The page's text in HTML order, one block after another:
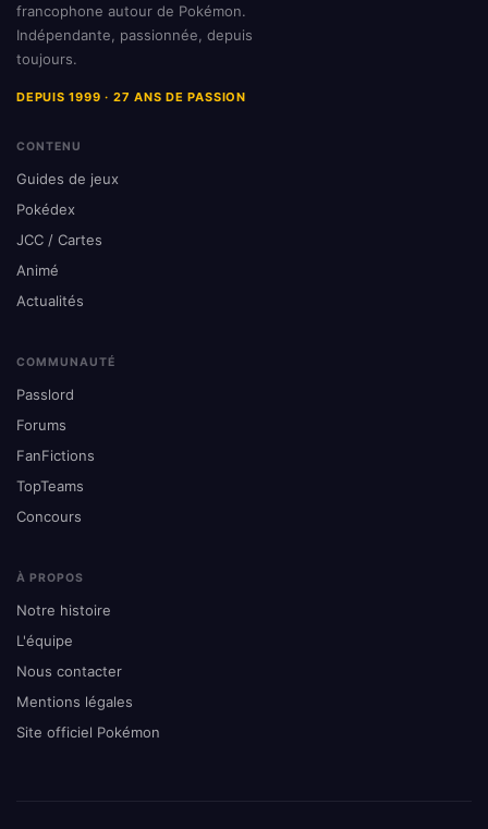
francophone autour de Pokémon.
Indépendante, passionnée, depuis
toujours.
DEPUIS 1999 · 27 ANS DE PASSION
CONTENU
Guides de jeux
Pokédex
JCC / Cartes
Animé
Actualités
COMMUNAUTÉ
Passlord
Forums
FanFictions
TopTeams
Concours
À PROPOS
Notre histoire
L'équipe
Nous contacter
Mentions légales
Site officiel Pokémon